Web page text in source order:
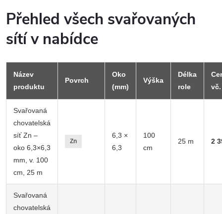
Přehled všech svařovaných
sítí v nabídce
Název
produktu
Povrch
Oko
(mm)
Výška
Délka
role
vč.
Svařovaná
chovatelská
síť Zn –
oko 6,3×6,3
mm, v. 100
cm, 25 m
Zn
6,3 ×
6,3
100
cm
25 m 2
Svařovaná
chovatelská